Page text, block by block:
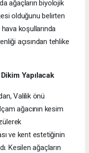
ağaçların biyolojik
olduğunu belirten
koşullarında
açısından tehlike
Yapılacak
Valilik önü
ağacının kesim
ve kent estetiğinin
Kesilen ağaçların